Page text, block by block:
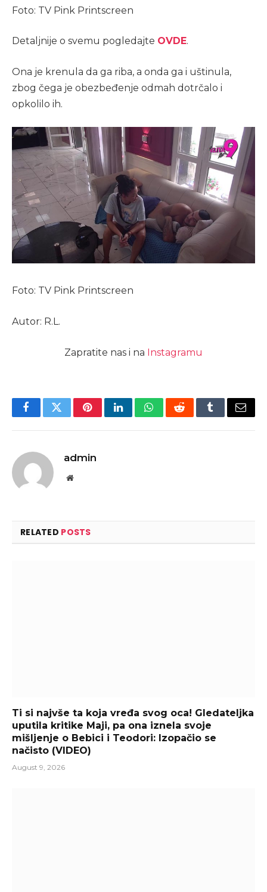
Foto: TV Pink Printscreen
Detaljnije o svemu pogledajte OVDE.
Ona je krenula da ga riba, a onda ga i uštinula,
zbog čega je obezbeđenje odmah dotrčalo i
opkolilo ih.
Foto: TV Pink Printscreen
Autor: R.L.
Zapratite nas i na Instagramu
FacebookTwitterPinterestLinkedInWhatsAppRedditTumblrEmail
admin
Website
RELATED POSTS
Ti si najvše ta koja vređa svog oca! Gledateljka
uputila kritike Maji, pa ona iznela svoje
mišljenje o Bebici i Teodori: Izopačio se
načisto (VIDEO)
August 9, 2026